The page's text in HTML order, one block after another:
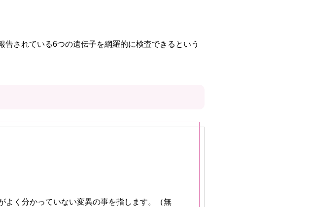
されている6つの遺伝子を網羅的に検査できるという
よく分かっていない変異の事を指します。（無